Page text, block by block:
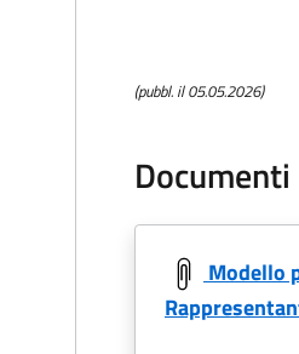
(pubbl. il 05.05.2026)
Documenti
Modello